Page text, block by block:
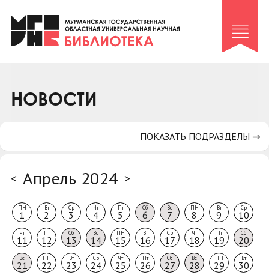
Клуб «Гиря и сельдерей»
Клуб «Семейный архив»
Коллегам
НОВОСТИ
< Апрель 2024 >
ПН
1
Вт
2
Ср
3
Чт
4
Пт
5
Сб
6
Вс
7
ПН
8
Вт
9
Ср
10
Чт
11
Пт
12
Сб
13
Вс
14
ПН
15
Вт
16
Ср
17
Чт
18
Пт
19
Сб
20
Вс
21
ПН
22
Вт
23
Ср
24
Чт
25
Пт
26
Сб
27
Вс
28
ПН
29
Вт
30
ПОКАЗАТЬ ПОДРАЗДЕЛЫ ⇒